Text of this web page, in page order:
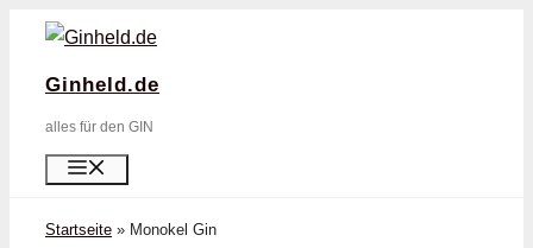
Zum
springen
Ginheld.de
alles für den GIN
Startseite » Monokel Gin